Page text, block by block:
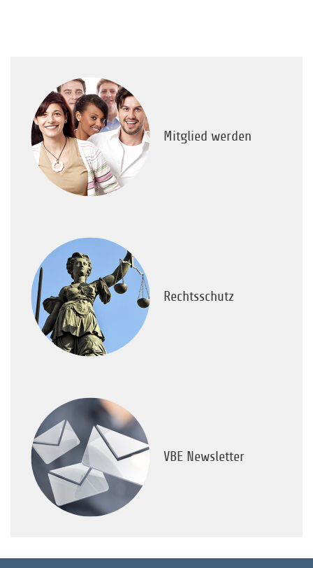
Mitglied werden
Rechtsschutz
VBE Newsletter